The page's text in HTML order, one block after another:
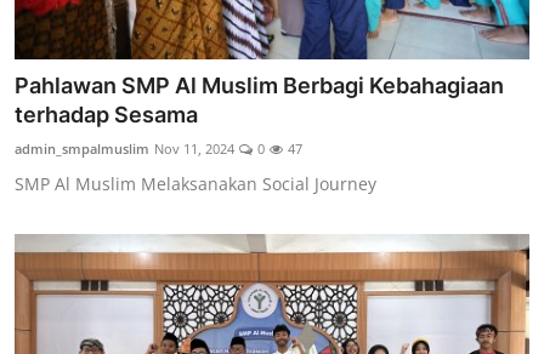
Pahlawan SMP Al Muslim Berbagi Kebahagiaan
terhadap Sesama
admin_smpalmuslim Nov 11, 2024 0 47
SMP Al Muslim Melaksanakan Social Journey